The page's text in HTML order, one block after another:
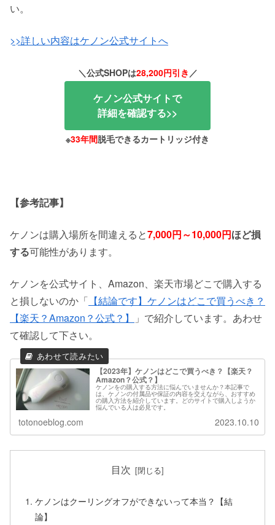
い。
>>詳しい内容はケノン公式サイトへ
＼公式SHOPは28,200円引き ／
ケノン公式サイトで
詳細を確認する>>
※33年間脱毛できるカートリッジ付き
【参考記事】
ケノンは購入場所を間違えると7,000円～10,000円ほど損
する可能性があります。
ケノンを公式サイト、Amazon、楽天市場どこで購入する
と損しないのか「 【結論です】ケノンはどこで買うべき？
【楽天？Amazon？公式？】
」で紹介しています。あわせ
て確認して下さい。
【2023年】ケノンはどこで買うべき？【楽天？
Amazon？公式？】
ケノンをの購入する方法に悩んでいませんか？本記事で
は、ケノンの付属品や保証の内容を交えながら、おすすめ
の購入方法を紹介しています。どのサイトで購入しようか
悩んでいる人は必見です。
totonoeblog.com 2023.10.10
目次
ケノンはクーリングオフができないって本当？【結
論】